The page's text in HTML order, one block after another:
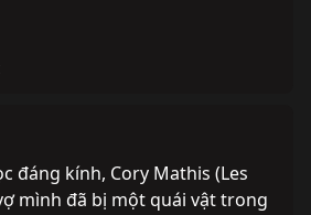
đáng kính, Cory Mathis (Les
mình đã bị một quái vật trong